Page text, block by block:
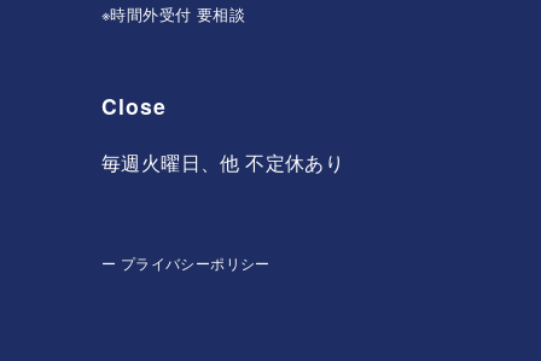
※時間外受付 要相談
Close
毎週火曜日、他 不定休あり
ー プライバシーポリシー